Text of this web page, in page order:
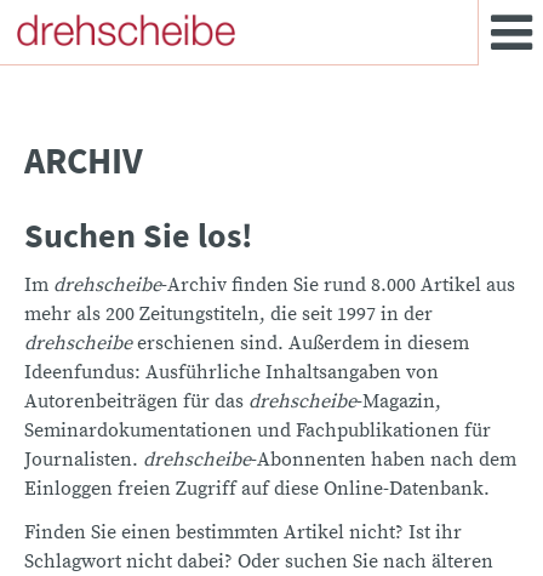
ARCHIV
Suchen Sie los!
Im drehscheibe-Archiv finden Sie rund 8.000 Artikel aus
mehr als 200 Zeitungstiteln, die seit 1997 in der
drehscheibeerschienen sind. Außerdem in diesem
Ideenfundus: Ausführliche Inhaltsangaben von
Autorenbeiträgen für das drehscheibe-Magazin,
Seminardokumentationen und Fachpublikationen für
Journalisten. drehscheibe-Abonnenten haben nach dem
Einloggen freien Zugriff auf diese Online-Datenbank.
Finden Sie einen bestimmten Artikel nicht? Ist ihr
Schlagwort nicht dabei? Oder suchen Sie nach älteren